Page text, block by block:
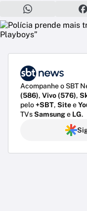
Acompanhe o SBT
(586), Vivo (576),
pelo+SBT, Sitee
TVsSamsunge LG.